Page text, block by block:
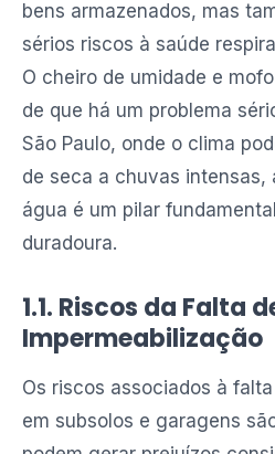
bens armazenados, mas
sérios riscos à saúde
O cheiro de umidade e
de que há um problema
São Paulo, onde o clima
de seca a chuvas intensas,
água é um pilar
duradoura.
1.1. Riscos da Falta
Impermeabilização
Os riscos associados à
em subsolos e garagens